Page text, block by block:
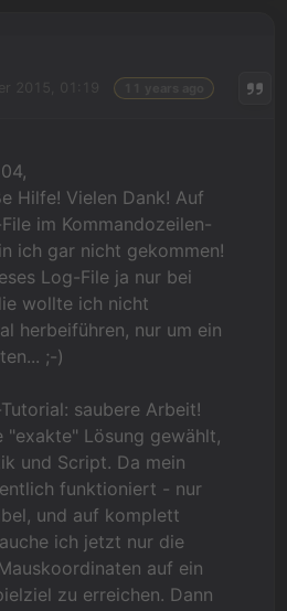
Hilfe! Vielen Dank! Auf
im Kommandozeilen-
ich gar nicht gekommen!
Log-File ja nur bei
wollte ich nicht
herbeiführen, nur um ein
;-)
saubere Arbeit!
"exakte" Lösung gewählt,
und Script. Da mein
funktioniert - nur
und auf komplett
ich jetzt nur die
auf ein
zu erreichen. Dann